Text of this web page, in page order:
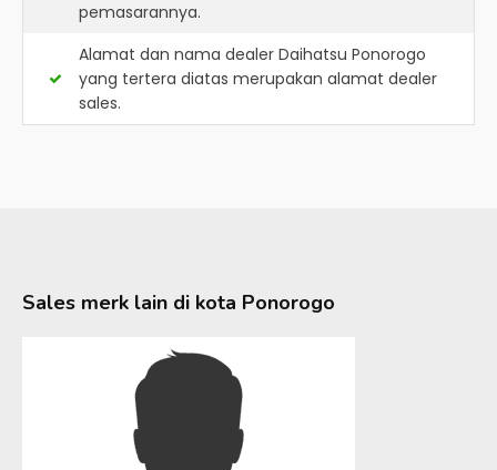
pemasarannya.
Alamat dan nama dealer Daihatsu Ponorogo
yang tertera diatas merupakan alamat dealer
sales.
Sales merk lain di kota Ponorogo